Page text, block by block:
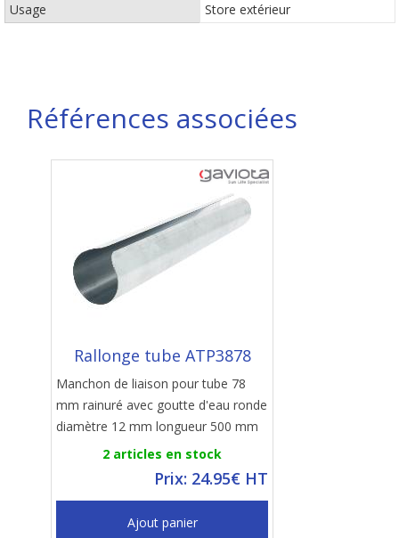
Usage
Store extérieur
Références associées
Rallonge tube ATP3878
Manchon de liaison pour tube 78
mm rainuré avec goutte d'eau ronde
diamètre 12 mm longueur 500 mm
2 articles en stock
Prix: 24.95€ HT
Ajout panier